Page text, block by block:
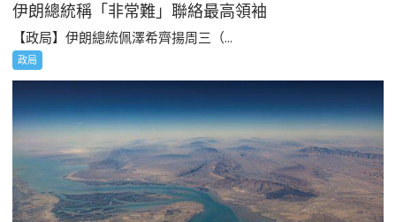
伊朗總統稱「非常難」聯絡最高領袖
【政局】伊朗總統佩澤希齊揚周三（...
政局